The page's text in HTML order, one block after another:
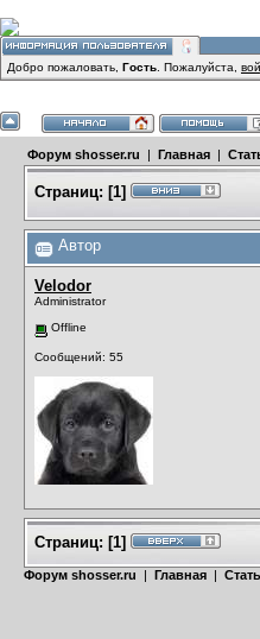
Добро пожаловать, Гость . Пожалуйста,
Форум shosser.ru | Главная |
Страниц: [1]
Автор
Velodor
Administrator
Offline
Сообщений: 55
Страниц: [1]
Форум shosser.ru | Главная |